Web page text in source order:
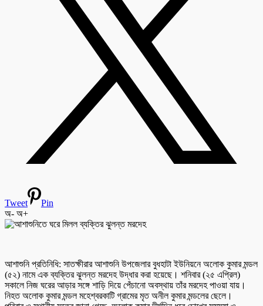
Tweet
Pin
অ- অ+
আশাশুনি প্রতিনিধি: সাতক্ষীরার আশাশুনি উপজেলার বুধহাটা ইউনিয়নে অলোক কুমার মন্ডল
(৫২) নামে এক ব্যক্তির ঝুলন্ত মরদেহ উদ্ধার করা হয়েছে। শনিবার (২৫ এপ্রিল)
সকালে নিজ ঘরের আড়ার সঙ্গে শাড়ি দিয়ে পেঁচানো অবস্থায় তাঁর মরদেহ পাওয়া যায়।
নিহত অলোক কুমার মন্ডল মহেশ্বরকাটি গ্রামের মৃত অনীল কুমার মন্ডলের ছেলে।